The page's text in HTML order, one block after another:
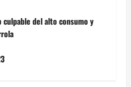
culpable del alto consumo y